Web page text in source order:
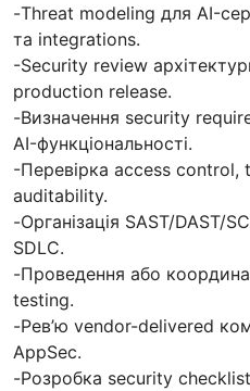
-Threat modeling для AI-
та integrations.
-Security review
production release.
-Визначення security
AI-функціональності.
-Перевірка access control,
auditability.
-Організація SAST/DAST/
SDLC.
-Проведення або
testing.
-Рев’ю vendor-delivered
AppSec.
-Розробка security